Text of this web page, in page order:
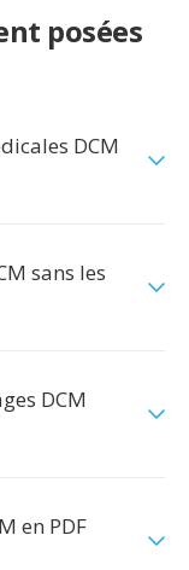
posées
DCM
sans les
DCM
en PDF